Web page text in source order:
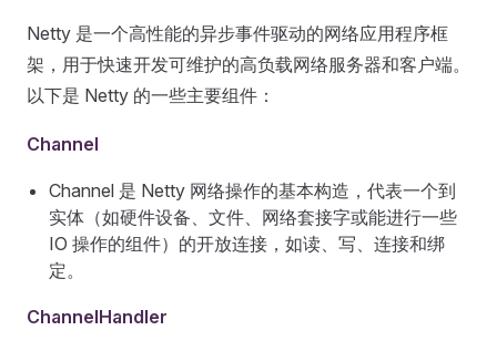
Netty 是一个高性能的异步事件驱动的网络应用程序框
架，用于快速开发可维护的高负载网络服务器和客户端。
以下是 Netty 的一些主要组件：
Channel
Channel 是 Netty 网络操作的基本构造，代表一个到
实体（如硬件设备、文件、网络套接字或能进行一些
IO 操作的组件）的开放连接，如读、写、连接和绑
定。
ChannelHandler